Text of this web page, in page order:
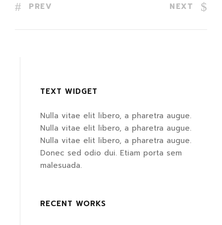
PREV NEXT
TEXT WIDGET
Nulla vitae elit libero, a pharetra augue.
Nulla vitae elit libero, a pharetra augue.
Nulla vitae elit libero, a pharetra augue.
Donec sed odio dui. Etiam porta sem
malesuada.
RECENT WORKS